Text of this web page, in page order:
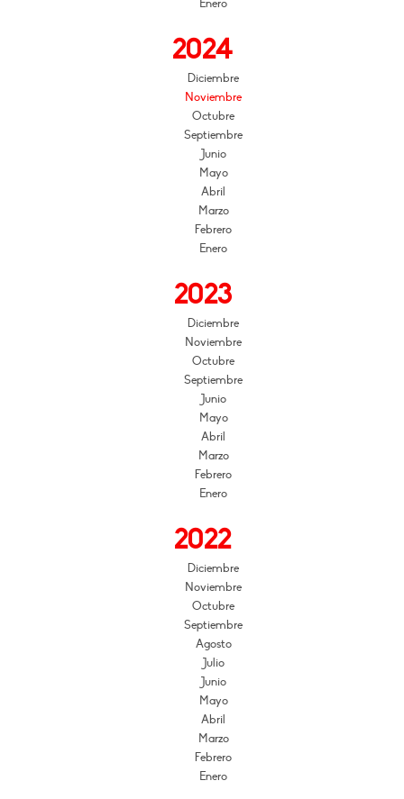
Enero
2024
Diciembre
Noviembre
Octubre
Septiembre
Junio
Mayo
Abril
Marzo
Febrero
Enero
2023
Diciembre
Noviembre
Octubre
Septiembre
Junio
Mayo
Abril
Marzo
Febrero
Enero
2022
Diciembre
Noviembre
Octubre
Septiembre
Agosto
Julio
Junio
Mayo
Abril
Marzo
Febrero
Enero